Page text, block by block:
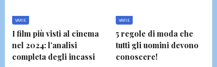
VARIE
I film più visti al cinema
nel 2024: l’analisi
completa degli incassi
VARIE
5 regole di moda che
tutti gli uomini devono
conoscere!